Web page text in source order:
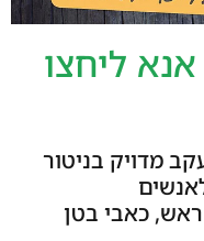
ליחצו
מדויק בניטור
כאבי בטן